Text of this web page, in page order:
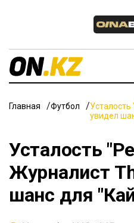
Главная Футбол
увидел
Усталость
Журналист
шанс для